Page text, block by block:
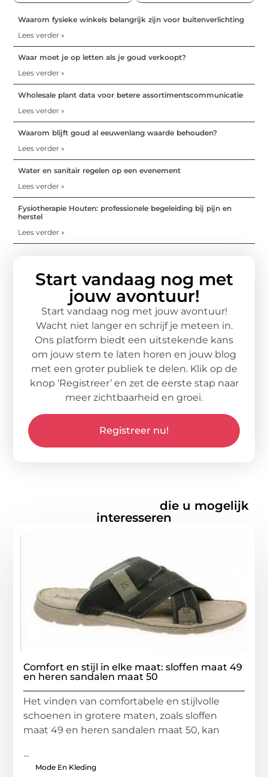
Waarom fysieke winkels belangrijk zijn voor buitenverlichting
Lees verder »
Waar moet je op letten als je goud verkoopt?
Lees verder »
Wholesale plant data voor betere assortimentscommunicatie
Lees verder »
Waarom blijft goud al eeuwenlang waarde behouden?
Lees verder »
Water en sanitair regelen op een evenement
Lees verder »
Fysiotherapie Houten: professionele begeleiding bij pijn en
herstel
Lees verder »
Start vandaag nog met
jouw avontuur!
Start vandaag nog met jouw avontuur!
Wacht niet langer en schrijf je meteen in.
Ons platform biedt een uitstekende kans
om jouw stem te laten horen en jouw blog
met een groter publiek te delen. Klik op de
knop ‘Registreer’ en zet de eerste stap naar
meer zichtbaarheid en groei.
Registreer nu!
die u mogelijk
interesseren
Comfort en stijl in elke maat: sloffen maat 49
en heren sandalen maat 50
Het vinden van comfortabele en stijlvolle
schoenen in grotere maten, zoals sloffen
maat 49 en heren sandalen maat 50, kan
...
Mode En Kleding